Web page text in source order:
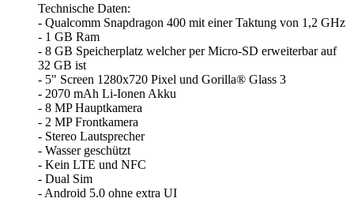
Technische Daten:
- Qualcomm Snapdragon 400 mit einer Taktung von 1,2 GHz
- 1 GB Ram
- 8 GB Speicherplatz welcher per Micro-SD erweiterbar auf
32 GB ist
- 5" Screen 1280x720 Pixel und Gorilla® Glass 3
- 2070 mAh Li-Ionen Akku
- 8 MP Hauptkamera
- 2 MP Frontkamera
- Stereo Lautsprecher
- Wasser geschützt
- Kein LTE und NFC
- Dual Sim
- Android 5.0 ohne extra UI